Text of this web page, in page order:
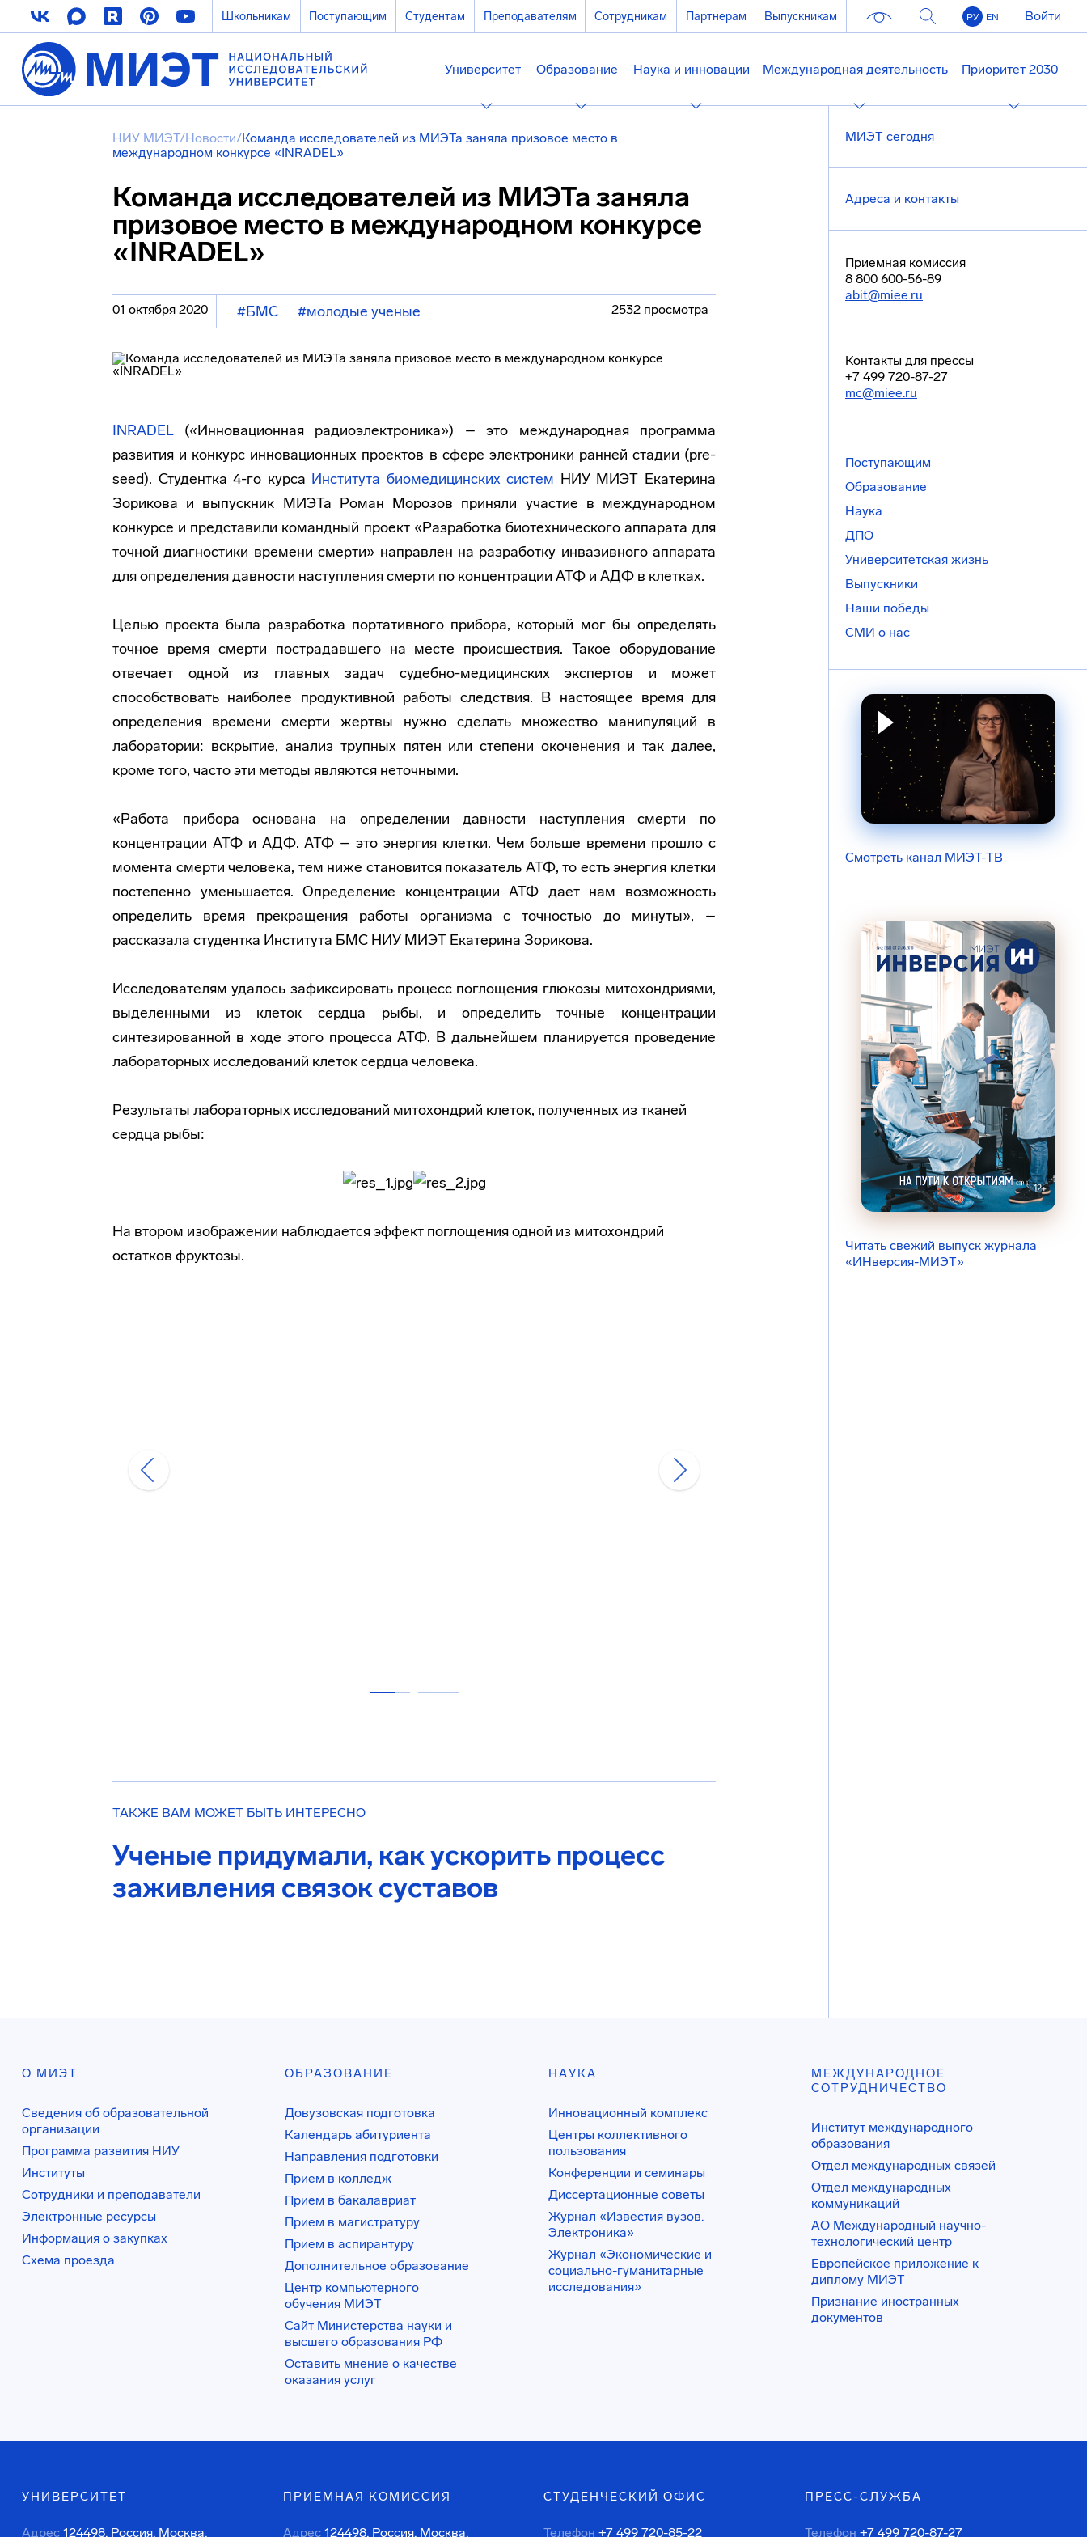
Школьникам Поступающим Студентам Преподавателям Сотрудникам Партнерам Выпускникам РУ EN Войти
Университет Образование Наука и инновации Международная деятельность Приоритет 2030
НИУ МИЭТ/Новости/Команда исследователей из МИЭТа заняла призовое место в
международном конкурсе «INRADEL»
Команда исследователей из МИЭТа заняла
призовое место в международном конкурсе
«INRADEL»
01 октября 2020 #БМС #молодые ученые 2532 просмотра
INRADEL(«Инновационная радиоэлектроника») – это международная программа
развития и конкурс инновационных проектов в сфере электроники ранней стадии (pre-
seed). Студентка 4-го курса Института биомедицинских систем НИУ МИЭТ Екатерина
Зорикова и выпускник МИЭТа Роман Морозов приняли участие в международном
конкурсе и представили командный проект «Разработка биотехнического аппарата для
точной диагностики времени смерти» направлен на разработку инвазивного аппарата
для определения давности наступления смерти по концентрации АТФ и АДФ в клетках.
Целью проекта была разработка портативного прибора, который мог бы определять
точное время смерти пострадавшего на месте происшествия. Такое оборудование
отвечает одной из главных задач судебно-медицинских экспертов и может
способствовать наиболее продуктивной работы следствия. В настоящее время для
определения времени смерти жертвы нужно сделать множество манипуляций в
лаборатории: вскрытие, анализ трупных пятен или степени окоченения и так далее,
кроме того, часто эти методы являются неточными.
«Работа прибора основана на определении давности наступления смерти по
концентрации АТФ и АДФ. АТФ – это энергия клетки. Чем больше времени прошло с
момента смерти человека, тем ниже становится показатель АТФ, то есть энергия клетки
постепенно уменьшается. Определение концентрации АТФ дает нам возможность
определить время прекращения работы организма с точностью до минуты», –
рассказала студентка Института БМС НИУ МИЭТ Екатерина Зорикова.
Исследователям удалось зафиксировать процесс поглощения глюкозы митохондриями,
выделенными из клеток сердца рыбы, и определить точные концентрации
синтезированной в ходе этого процесса АТФ. В дальнейшем планируется проведение
лабораторных исследований клеток сердца человека.
Результаты лабораторных исследований митохондрий клеток, полученных из тканей
сердца рыбы:
На втором изображении наблюдается эффект поглощения одной из митохондрий
остатков фруктозы.
ТАКЖЕ ВАМ МОЖЕТ БЫТЬ ИНТЕРЕСНО
Ученые придумали, как ускорить процесс
заживления связок суставов
МИЭТ сегодня
Адреса и контакты
Приемная комиссия
8 800 600-56-89
abit@miee.ru
Контакты для прессы
+7 499 720-87-27
mc@miee.ru
Поступающим
Образование
Наука
ДПО
Университетская жизнь
Выпускники
Наши победы
СМИ о нас
Смотреть канал МИЭТ-ТВ
Читать свежий выпуск журнала
«ИНверсия-МИЭТ»
О МИЭТ
Сведения об образовательной
организации
Программа развития НИУ
Институты
Сотрудники и преподаватели
Электронные ресурсы
Информация о закупках
Схема проезда
ОБРАЗОВАНИЕ
Довузовская подготовка
Календарь абитуриента
Направления подготовки
Прием в колледж
Прием в бакалавриат
Прием в магистратуру
Прием в аспирантуру
Дополнительное образование
Центр компьютерного
обучения МИЭТ
Сайт Министерства науки и
высшего образования РФ
Оставить мнение о качестве
оказания услуг
НАУКА
Инновационный комплекс
Центры коллективного
пользования
Конференции и семинары
Диссертационные советы
Журнал «Известия вузов.
Электроника»
Журнал «Экономические и
социально-гуманитарные
исследования»
МЕЖДУНАРОДНОЕ
СОТРУДНИЧЕСТВО
Институт международного
образования
Отдел международных связей
Отдел международных
коммуникаций
АО Международный научно-
технологический центр
Европейское приложение к
диплому МИЭТ
Признание иностранных
документов
УНИВЕРСИТЕТ
Адрес 124498, Россия, Москва,
ПРИЕМНАЯ КОМИССИЯ
Адрес 124498, Россия, Москва,
СТУДЕНЧЕСКИЙ ОФИС
Телефон +7 499 720-85-22
ПРЕСС-СЛУЖБА
Телефон +7 499 720-87-27